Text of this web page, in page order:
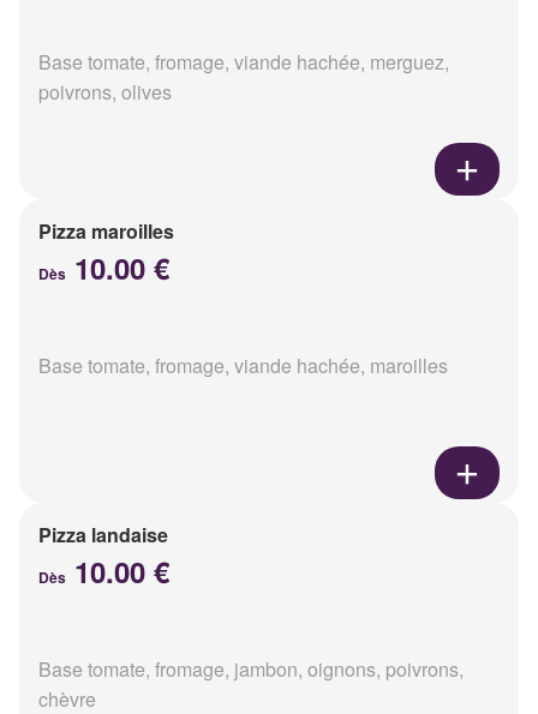
Base tomate, fromage, viande hachée, merguez,
poivrons, olives
Pizza maroilles
Dès 10.00 €
Base tomate, fromage, viande hachée, maroilles
Pizza landaise
Dès 10.00 €
Base tomate, fromage, jambon, oignons, poivrons,
chèvre